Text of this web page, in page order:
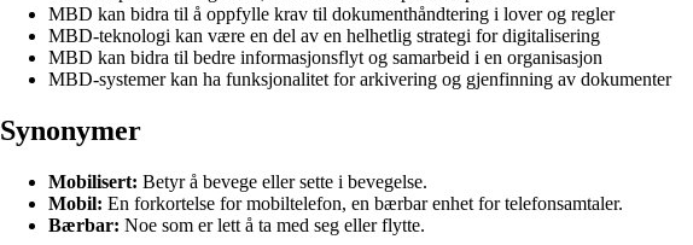
MBD kan bidra til å oppfylle krav til dokumenthåndtering i lover og regler
MBD-teknologi kan være en del av en helhetlig strategi for digitalisering
MBD kan bidra til bedre informasjonsflyt og samarbeid i en organisasjon
MBD-systemer kan ha funksjonalitet for arkivering og gjenfinning av dokumenter
Synonymer
Mobilisert: Betyr å bevege eller sette i bevegelse.
Mobil: En forkortelse for mobiltelefon, en bærbar enhet for telefonsamtaler.
Bærbar: Noe som er lett å ta med seg eller flytte.